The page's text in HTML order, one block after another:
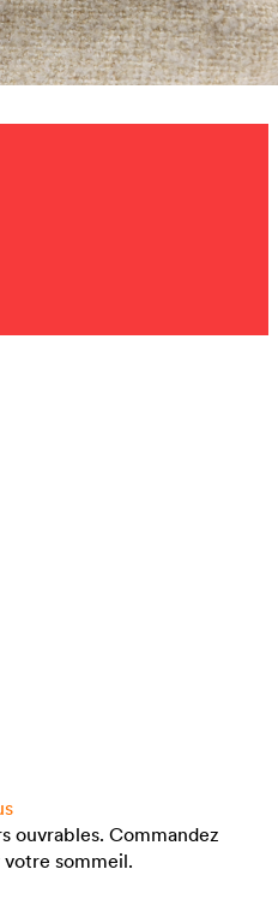
ouvrables. Commandez
sommeil.